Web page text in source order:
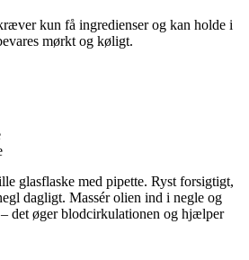
kun få ingredienser og kan holde i
mørkt og køligt.
glasflaske med pipette. Ryst forsigtigt,
dagligt. Massér olien ind i negle og
det øger blodcirkulationen og hjælper